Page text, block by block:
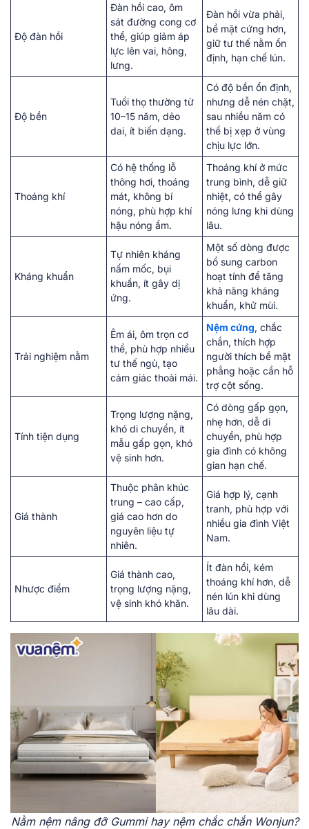
Độ đàn hồi
Đàn hồi cao, ôm
sát đường cong cơ
thể, giúp giảm áp
lực lên vai, hông,
lưng.
Đàn hồi vừa phải,
bề mặt cứng hơn,
giữ tư thế nằm ổn
định, hạn chế lún.
Độ bền
Tuổi thọ thường từ
10–15 năm, dẻo
dai, ít biến dạng.
Có độ bền ổn định,
nhưng dễ nén chặt,
sau nhiều năm có
thể bị xẹp ở vùng
chịu lực lớn.
Thoáng khí
Có hệ thống lỗ
thông hơi, thoáng
mát, không bí
nóng, phù hợp khí
hậu nóng ẩm.
Thoáng khí ở mức
trung bình, dễ giữ
nhiệt, có thể gây
nóng lưng khi dùng
lâu.
Kháng khuẩn
Tự nhiên kháng
nấm mốc, bụi
khuẩn, ít gây dị
ứng.
Một số dòng được
bổ sung carbon
hoạt tính để tăng
khả năng kháng
khuẩn, khử mùi.
Trải nghiệm nằm
Êm ái, ôm trọn cơ
thể, phù hợp nhiều
tư thế ngủ, tạo
cảm giác thoải mái.
Nệm cứng, chắc
chắn, thích hợp
người thích bề mặt
phẳng hoặc cần hỗ
trợ cột sống.
Tính tiện dụng
Trọng lượng nặng,
khó di chuyển, ít
mẫu gấp gọn, khó
vệ sinh hơn.
Có dòng gấp gọn,
nhẹ hơn, dễ di
chuyển, phù hợp
gia đình có không
gian hạn chế.
Giá thành
Thuộc phân khúc
trung – cao cấp,
giá cao hơn do
nguyên liệu tự
nhiên.
Giá hợp lý, cạnh
tranh, phù hợp với
nhiều gia đình Việt
Nam.
Nhược điểm
Giá thành cao,
trọng lượng nặng,
vệ sinh khó khăn.
Ít đàn hồi, kém
thoáng khí hơn, dễ
nén lún khi dùng
lâu dài.
Nằm nệm nâng đỡ Gummi hay nệm chắc chắn Wonjun?